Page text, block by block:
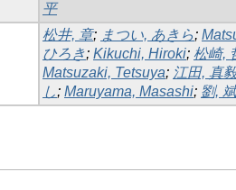
平
松井, 章; まつい, あきら;
ひろき; Kikuchi, Hiroki; 松崎,
Matsuzaki, Tetsuya; 江田, 真
し; Maruyama, Masashi; 劉, 斌